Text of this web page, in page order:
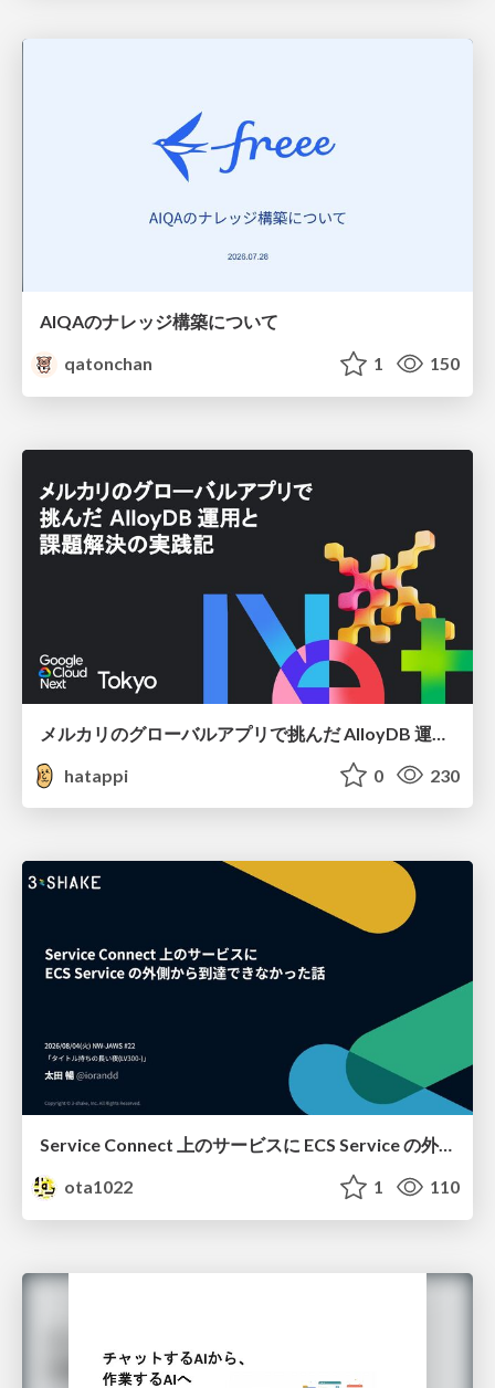
AIQAのナレッジ構築について
qatonchan
1 150
hatappi
0 230
Service Connect 上のサービスに ECS Service の外側から到達できなかった話
ota1022
1 110